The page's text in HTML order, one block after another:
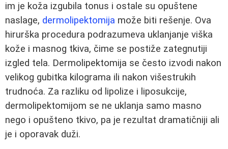
im je koža izgubila tonus i ostale su opuštene
naslage, dermolipektomija može biti rešenje. Ova
hirurška procedura podrazumeva uklanjanje viška
kože i masnog tkiva, čime se postiže zategnutiji
izgled tela. Dermolipektomija se često izvodi nakon
velikog gubitka kilograma ili nakon višestrukih
trudnoća. Za razliku od lipolize i liposukcije,
dermolipektomijom se ne uklanja samo masno
nego i opušteno tkivo, pa je rezultat dramatičniji ali
je i oporavak duži.